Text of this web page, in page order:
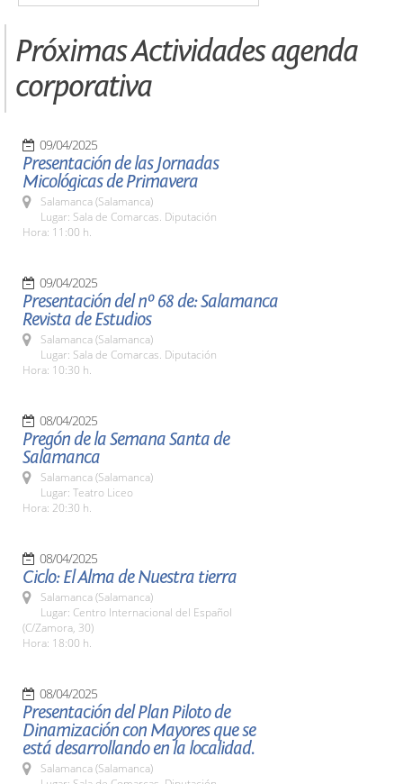
Próximas Actividades agenda
corporativa
09/04/2025
Presentación de las Jornadas
Micológicas de Primavera
Salamanca (Salamanca)
Lugar: Sala de Comarcas. Diputación
Hora: 11:00 h.
09/04/2025
Presentación del nº 68 de: Salamanca
Revista de Estudios
Salamanca (Salamanca)
Lugar: Sala de Comarcas. Diputación
Hora: 10:30 h.
08/04/2025
Pregón de la Semana Santa de
Salamanca
Salamanca (Salamanca)
Lugar: Teatro Liceo
Hora: 20:30 h.
08/04/2025
Ciclo: El Alma de Nuestra tierra
Salamanca (Salamanca)
Lugar: Centro Internacional del Español
(C/Zamora, 30)
Hora: 18:00 h.
08/04/2025
Presentación del Plan Piloto de
Dinamización con Mayores que se
está desarrollando en la localidad.
Salamanca (Salamanca)